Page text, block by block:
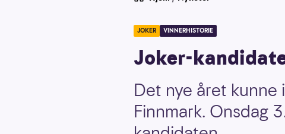
JOKER VINNERHISTORIE
Joker-
Det nye året
Finnmark. Onsdag